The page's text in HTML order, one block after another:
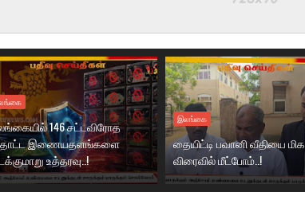
146 சட்டவிரோத
இணையதளங்களை
உத்தரவு..!
இலங்கை
தையிட்டி பவானி வீதியை மிக
விரைவில் மீட்போம்..!